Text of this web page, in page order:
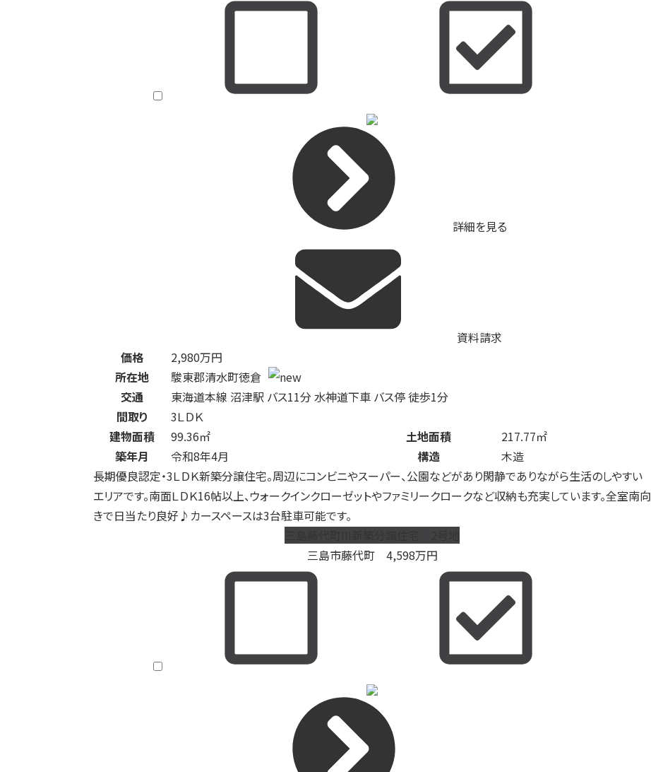
詳細を見る
資料請求
価格
2,980万円
所在地
駿東郡清水町徳倉
交通
東海道本線 沼津駅 バス11分 水神道下車 バス停 徒歩1分
間取り
3ＬＤＫ
建物面積
99.36㎡ 土地面積
217.77㎡
築年月
令和8年4月 構造
木造
長期優良認定・3ＬＤＫ新築分譲住宅。周辺にコンビニやスーパー、公園などがあり閑静でありながら生活のしやすい
エリアです。南面ＬＤＫ16帖以上、ウォークインクローゼットやファミリークロークなど収納も充実しています。全室南向
きで日当たり良好♪カースペースは3台駐車可能です。
三島市藤代町
4,598万円